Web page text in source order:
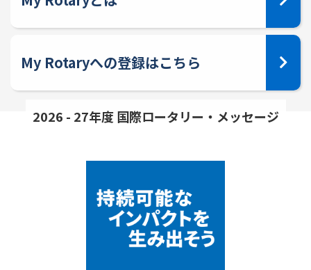
My Rotaryへの登録はこちら
2026 - 27年度 国際ロータリー・メッセージ